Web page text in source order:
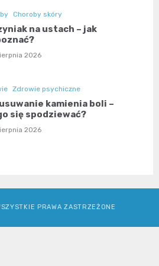
Choroby skóry
na ustach – jak
2026
Zdrowie psychiczne
kamienia boli –
się spodziewać?
2026
PRAWA ZASTRZEŻONE